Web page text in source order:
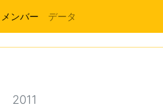
メンバー データ
2011